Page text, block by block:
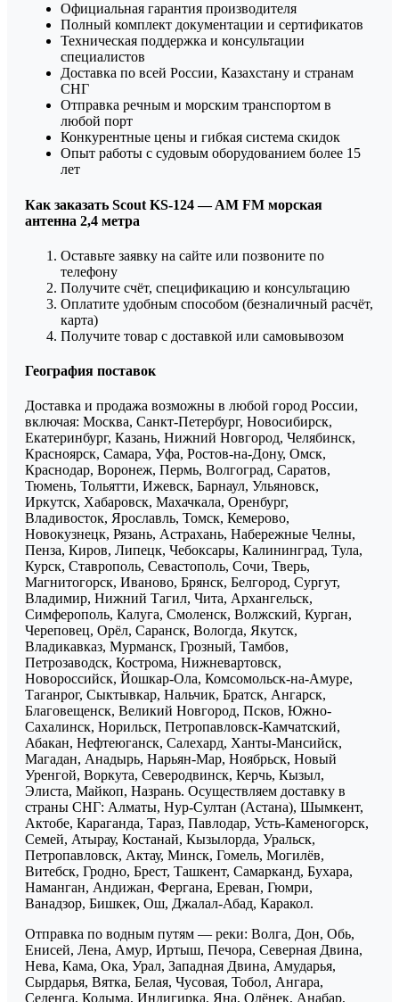
Официальная гарантия производителя
Полный комплект документации и сертификатов
Техническая поддержка и консультации
специалистов
Доставка по всей России, Казахстану и странам
СНГ
Отправка речным и морским транспортом в
любой порт
Конкурентные цены и гибкая система скидок
Опыт работы с судовым оборудованием более 15
лет
Как заказать Scout KS-124 — AM FM морская
антенна 2,4 метра
Оставьте заявку на сайте или позвоните по
телефону
Получите счёт, спецификацию и консультацию
Оплатите удобным способом (безналичный расчёт,
карта)
Получите товар с доставкой или самовывозом
География поставок
Доставка и продажа возможны в любой город России,
включая: Москва, Санкт-Петербург, Новосибирск,
Екатеринбург, Казань, Нижний Новгород, Челябинск,
Красноярск, Самара, Уфа, Ростов-на-Дону, Омск,
Краснодар, Воронеж, Пермь, Волгоград, Саратов,
Тюмень, Тольятти, Ижевск, Барнаул, Ульяновск,
Иркутск, Хабаровск, Махачкала, Оренбург,
Владивосток, Ярославль, Томск, Кемерово,
Новокузнецк, Рязань, Астрахань, Набережные Челны,
Пенза, Киров, Липецк, Чебоксары, Калининград, Тула,
Курск, Ставрополь, Севастополь, Сочи, Тверь,
Магнитогорск, Иваново, Брянск, Белгород, Сургут,
Владимир, Нижний Тагил, Чита, Архангельск,
Симферополь, Калуга, Смоленск, Волжский, Курган,
Череповец, Орёл, Саранск, Вологда, Якутск,
Владикавказ, Мурманск, Грозный, Тамбов,
Петрозаводск, Кострома, Нижневартовск,
Новороссийск, Йошкар-Ола, Комсомольск-на-Амуре,
Таганрог, Сыктывкар, Нальчик, Братск, Ангарск,
Благовещенск, Великий Новгород, Псков, Южно-
Сахалинск, Норильск, Петропавловск-Камчатский,
Абакан, Нефтеюганск, Салехард, Ханты-Мансийск,
Магадан, Анадырь, Нарьян-Мар, Ноябрьск, Новый
Уренгой, Воркута, Северодвинск, Керчь, Кызыл,
Элиста, Майкоп, Назрань. Осуществляем доставку в
страны СНГ: Алматы, Нур-Султан (Астана), Шымкент,
Актобе, Караганда, Тараз, Павлодар, Усть-Каменогорск,
Семей, Атырау, Костанай, Кызылорда, Уральск,
Петропавловск, Актау, Минск, Гомель, Могилёв,
Витебск, Гродно, Брест, Ташкент, Самарканд, Бухара,
Наманган, Андижан, Фергана, Ереван, Гюмри,
Ванадзор, Бишкек, Ош, Джалал-Абад, Каракол.
Отправка по водным путям — реки: Волга, Дон, Обь,
Енисей, Лена, Амур, Иртыш, Печора, Северная Двина,
Нева, Кама, Ока, Урал, Западная Двина, Амударья,
Сырдарья, Вятка, Белая, Чусовая, Тобол, Ангара,
Селенга, Колыма, Индигирка, Яна, Олёнек, Анабар,